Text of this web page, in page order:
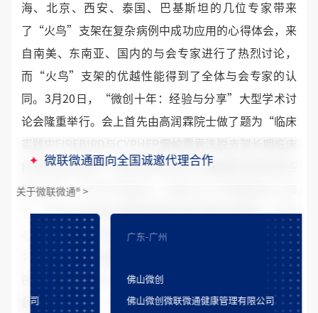
微联微通面向全国诚邀代理合作
关于微联微通® >
广东-广州
佛山微创
佛山微创微联微通健康管理有限公司
广东-
东莞微
东莞
Firebird2® 火鸟™ 冠脉雷帕霉素洗脱钴基合金支架系统
FireKingFisher 火翠鸟®冠脉雷帕霉素洗脱支架系统
海、北京、西安、泰国、巴基斯坦的几位专家带来
了“火鸟”支架在复杂病例中成功应用的心得体会，来
自南美、东南亚、国内的与会专家进行了热烈讨论，
而“火鸟”支架的优越性能得到了全体与会专家的认
同。3月20日，“微创十年：经验与分享”大型学术讨
论会隆重举行。会上首先由高润霖院士做了题为“临床
实践中FIREBIRD与CYPHER雷帕霉素洗脱支架长期临床
疗效的对比研究：来自大样本单中心数据库的倾向性匹
配分析”的学术报告。随后沈卫峰教授公布
了“Firebird2钴合金雷帕霉素洗脱支架的前瞻性、多中
心注册研究：FIM的3年随访结果”，王海昌教授做了题
为“FIREMAN注册研究深度分析”的报告。最后由来自
巴西的Costantino R•Costantini教授带来了来自巴西的
数据：“临床、造影及血管内超声评价FIREBIRD支